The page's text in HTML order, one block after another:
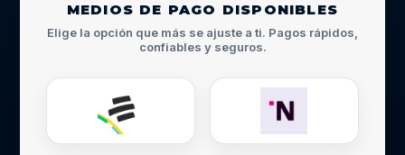
MEDIOS DE PAGO DISPONIBLES
Elige la opción que más se ajuste a ti. Pagos rápidos,
confiables y seguros.